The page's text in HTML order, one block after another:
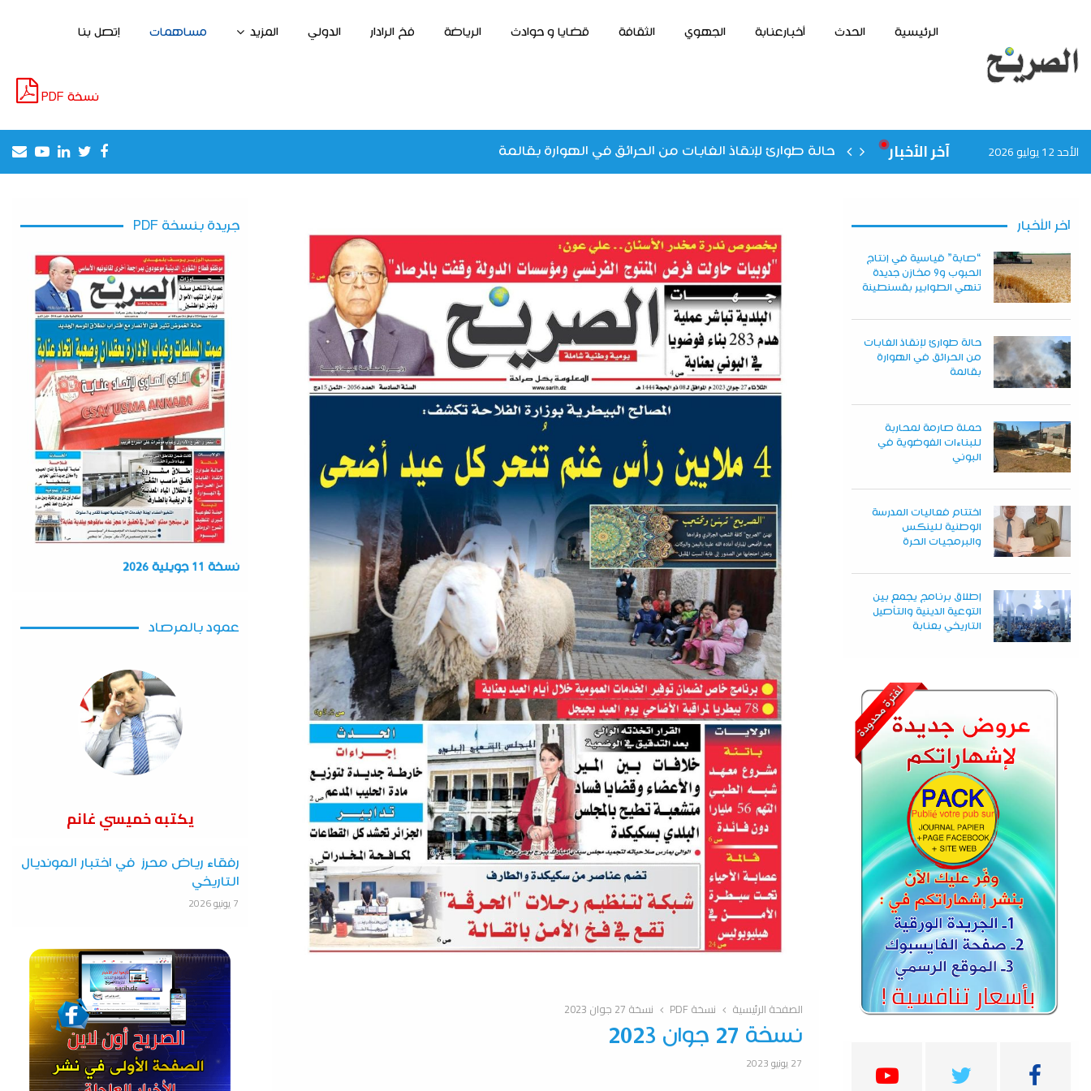
الرئيسية الحدث أخبارعنابة الجهوي الثقافة قضايا و حوادث الرياضة فخ الرادار الدولي المزيد مساهمات إتصل بنا
نسخة PDF
الأحد 12 يوليو 2026 آخر الأخبار حالة طوارئ لإنقاذ الغابات من الحرائق في الهوارة بقالمة إطلاق مشروع لخلق مناصب الشغل
Facebook
Twitter
Linkedin
الصفحة الرئيسية نسخة PDF نسخة 27 جوان 2023
نسخة 27 جوان 2023
27 يونيو 2023
آخر الأخبار
“صابة” قياسية في إنتاج
الحبوب و9 مخازن جديدة
تنهي الطوابير بقسنطينة
حالة طوارئ لإنقاذ الغابات
من الحرائق في الهوارة
بقالمة
حملة صارمة لمحاربة
للبناءات الفوضوية في
البوني
اختتام فعاليات المدرسة
الوطنية للينكس
والبرمجيات الحرة
إطلاق برنامج يجمع بين
التوعية الدينية والتأصيل
التاريخي بعنابة
جريدة بنسخة PDF
نسخة 11 جويلية 2026
عمود بالمرصاد
يكتبه خميسي غانم
رفقاء رياض محرز في اختبار المونديال
التاريخي
7 يونيو 2026